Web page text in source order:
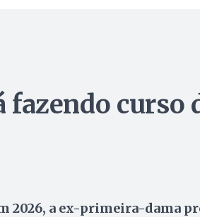
curso
2026, a ex-primeira-dama